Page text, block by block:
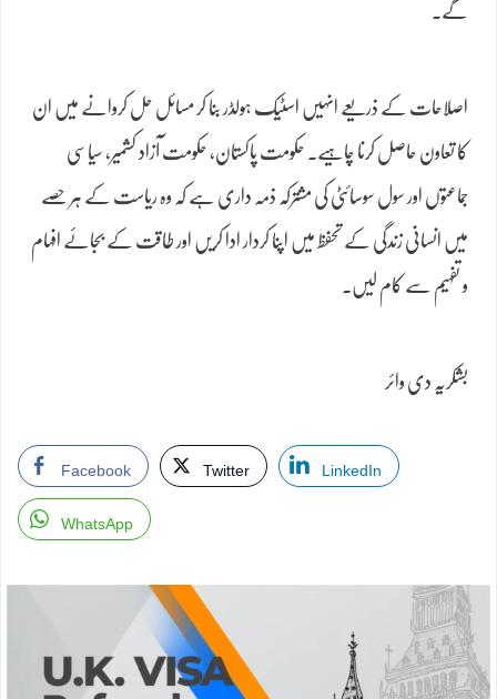
گے۔
اصلاحات کے ذریعے انہیں اسٹیک ہولڈر بنا کر مسائل حل کروانے میں ان
کا تعاون حاصل کرنا چاہیے۔ حکومت پاکستان، حکومت آزاد کشمیر، سیاسی
جماعتوں اور سول سوسائٹی کی مشترکہ ذمہ داری ہے کہ وہ ریاست کے ہر حصے
میں انسانی زندگی کے تحفظ میں اپنا کردار ادا کریں اور طاقت کے بجائے افہام
و تفہیم سے کام لیں۔
بشکریہ دی وائر
Facebook Twitter
LinkedIn
WhatsApp